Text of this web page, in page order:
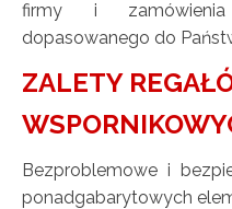
firmy i zamówienia
dopasowanego do
ZALETY
Bezproblemowe i
ponadgabarytowych